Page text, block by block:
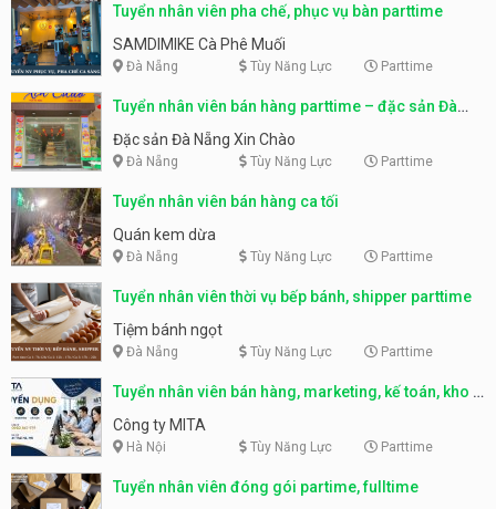
Tuyển nhân viên pha chế, phục vụ bàn parttime
SAMDIMIKE Cà Phê Muối
Đà Nẵng Tùy Năng Lực Parttime
Tuyển nhân viên bán hàng parttime – đặc sản Đà
Nẵng
Đặc sản Đà Nẵng Xin Chào
Đà Nẵng Tùy Năng Lực Parttime
Tuyển nhân viên bán hàng ca tối
Quán kem dừa
Đà Nẵng Tùy Năng Lực Parttime
Tuyển nhân viên thời vụ bếp bánh, shipper parttime
Tiệm bánh ngọt
Đà Nẵng Tùy Năng Lực Parttime
Tuyển nhân viên bán hàng, marketing, kế toán, kho –
parttime, fulltime
Công ty MITA
Hà Nội Tùy Năng Lực Parttime
Tuyển nhân viên đóng gói partime, fulltime